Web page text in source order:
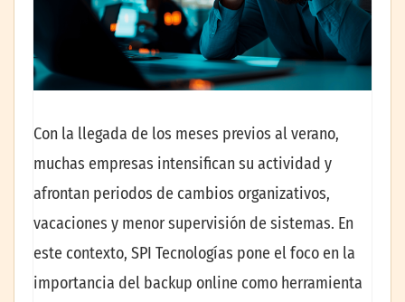
Con la llegada de los meses previos al verano,
muchas empresas intensifican su actividad y
afrontan periodos de cambios organizativos,
vacaciones y menor supervisión de sistemas. En
este contexto, SPI Tecnologías pone el foco en la
importancia del backup online como herramienta